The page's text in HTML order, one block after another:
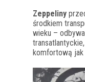
Zeppeliny
środkiem
wieku –
komfortową jak